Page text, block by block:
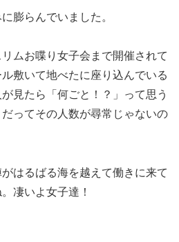
膨らんでいました。
ムお喋り女子会まで開催されて
敷いて地べたに座り込んでいる
見たら「何ごと！？」って思う
ってその人数が尋常じゃないの
はるばる海を越えて働きに来て
凄いよ女子達！